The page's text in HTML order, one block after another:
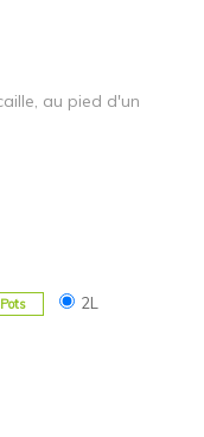
au pied d'un
2L